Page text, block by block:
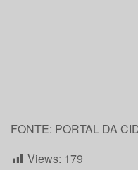
FONTE: PORTAL DA
Views: 179